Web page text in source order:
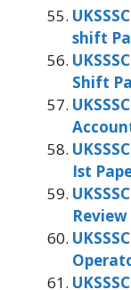
shift
Shift
Ist